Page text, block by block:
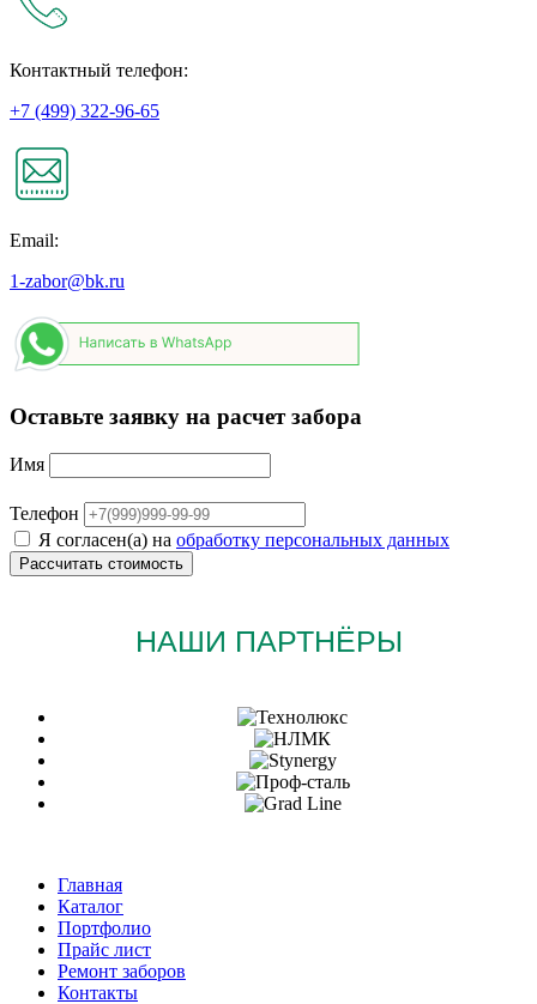
Контактный телефон:
+7 (499) 322-96-65
Email:
1-zabor@bk.ru
Оставьте заявку на расчет забора
Имя
Телефон
Я согласен(а) на обработку персональных данных
НАШИ ПАРТНЁРЫ
Главная
Каталог
Портфолио
Прайс лист
Ремонт заборов
Контакты